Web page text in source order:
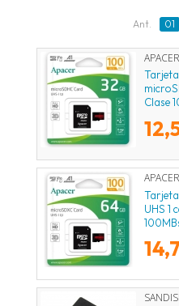
Ant. 01
Clase
UHS 1